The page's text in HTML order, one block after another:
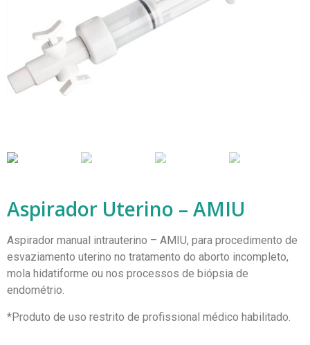
Aspirador Uterino – AMIU
Aspirador manual intrauterino – AMIU, para procedimento de
esvaziamento uterino no tratamento do aborto incompleto,
mola hidatiforme ou nos processos de biópsia de
endométrio.
*Produto de uso restrito de profissional médico habilitado.